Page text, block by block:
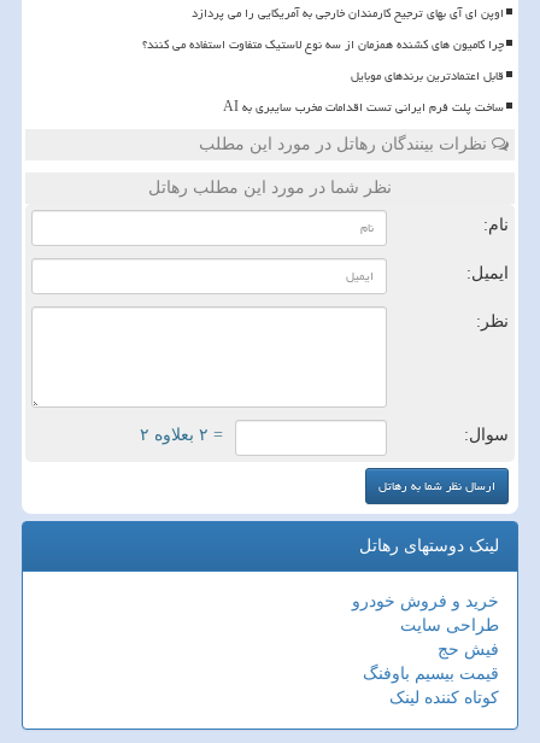
اوپن ای آی بهای ترجیح کارمندان خارجی به آمریکایی را می پردازد
چرا کامیون های کشنده همزمان از سه نوع لاستیک متفاوت استفاده می کنند؟
قابل اعتمادترین برندهای موبایل
ساخت پلت فرم ایرانی تست اقدامات مخرب سایبری به AI
نظرات بینندگان رهاتل در مورد این مطلب
نظر شما در مورد این مطلب رهاتل
نام:
ایمیل:
نظر:
سوال: = ۲ بعلاوه ۲
لینک دوستهای رهاتل
خرید و فروش خودرو
طراحی سایت
فیش حج
قیمت بیسیم باوفنگ
کوتاه کننده لینک